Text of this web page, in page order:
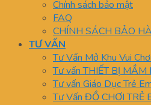
Chính sách bảo mật
FAQ
CHÍNH SÁCH BẢO
TƯ VẤN
Tư Vấn Mở Khu Vui
Tư vấn THIẾT BỊ MẦM
Tư vấn Giáo Dục Trẻ
Tư Vấn ĐỒ CHƠI TRẺ